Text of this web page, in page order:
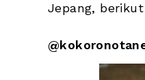
Jepang,